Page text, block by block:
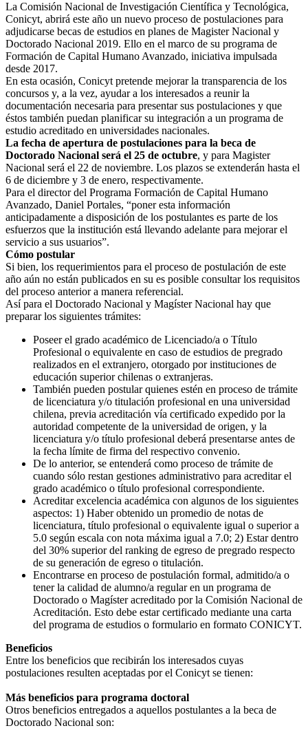
La Comisión Nacional de Investigación Científica y Tecnológica,
Conicyt, abrirá este año un nuevo proceso de postulaciones para
adjudicarse becas de estudios en planes de Magister Nacional y
Doctorado Nacional 2019. Ello en el marco de su programa de
Formación de Capital Humano Avanzado, iniciativa impulsada
desde 2017.
En esta ocasión, Conicyt pretende mejorar la transparencia de los
concursos y, a la vez, ayudar a los interesados a reunir la
documentación necesaria para presentar sus postulaciones y que
éstos también puedan planificar su integración a un programa de
estudio acreditado en universidades nacionales.
La fecha de apertura de postulaciones para la beca de
Doctorado Nacional será el 25 de octubre, y para Magister
Nacional será el 22 de noviembre. Los plazos se extenderán hasta el
6 de diciembre y 3 de enero, respectivamente.
Para el director del Programa Formación de Capital Humano
Avanzado, Daniel Portales, “poner esta información
anticipadamente a disposición de los postulantes es parte de los
esfuerzos que la institución está llevando adelante para mejorar el
servicio a sus usuarios”.
Cómo postular
Si bien, los requerimientos para el proceso de postulación de este
año aún no están publicados en su es posible consultar los requisitos
del proceso anterior a manera referencial.
Así para el Doctorado Nacional y Magíster Nacional hay que
preparar los siguientes trámites:
Poseer el grado académico de Licenciado/a o Título
Profesional o equivalente en caso de estudios de pregrado
realizados en el extranjero, otorgado por instituciones de
educación superior chilenas o extranjeras.
También pueden postular quienes estén en proceso de trámite
de licenciatura y/o titulación profesional en una universidad
chilena, previa acreditación vía certificado expedido por la
autoridad competente de la universidad de origen, y la
licenciatura y/o título profesional deberá presentarse antes de
la fecha límite de firma del respectivo convenio.
De lo anterior, se entenderá como proceso de trámite de
cuando sólo restan gestiones administrativo para acreditar el
grado académico o título profesional correspondiente.
Acreditar excelencia académica con algunos de los siguientes
aspectos: 1) Haber obtenido un promedio de notas de
licenciatura, título profesional o equivalente igual o superior a
5.0 según escala con nota máxima igual a 7.0; 2) Estar dentro
del 30% superior del ranking de egreso de pregrado respecto
de su generación de egreso o titulación.
Encontrarse en proceso de postulación formal, admitido/a o
tener la calidad de alumno/a regular en un programa de
Doctorado o Magíster acreditado por la Comisión Nacional de
Acreditación. Esto debe estar certificado mediante una carta
del programa de estudios o formulario en formato CONICYT.
Beneficios
Entre los beneficios que recibirán los interesados cuyas
postulaciones resulten aceptadas por el Conicyt se tienen:
Más beneficios para programa doctoral
Otros beneficios entregados a aquellos postulantes a la beca de
Doctorado Nacional son: